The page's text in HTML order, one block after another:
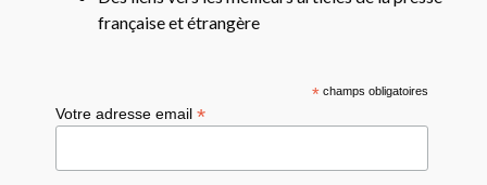
française et étrangère
*champs obligatoires
Votre adresse email*